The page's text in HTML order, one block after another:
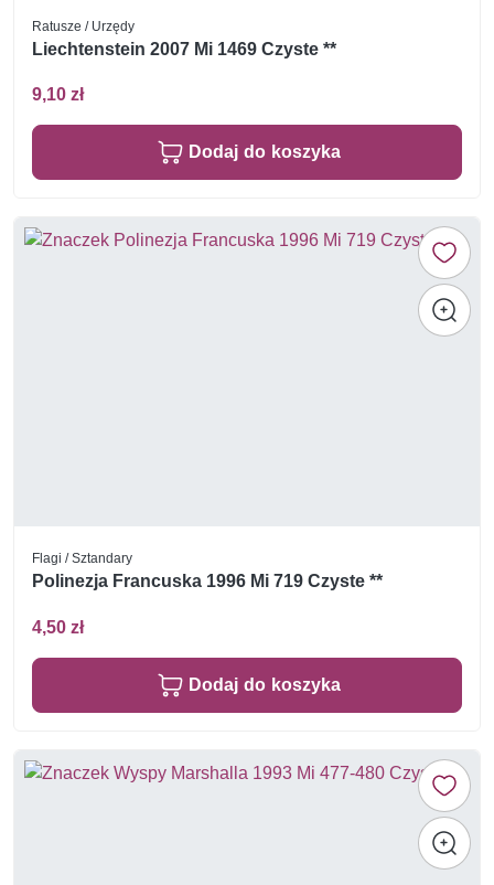
Ratusze / Urzędy
Liechtenstein 2007 Mi 1469 Czyste **
9,10 zł
Dodaj do koszyka
Flagi / Sztandary
Polinezja Francuska 1996 Mi 719 Czyste **
4,50 zł
Dodaj do koszyka